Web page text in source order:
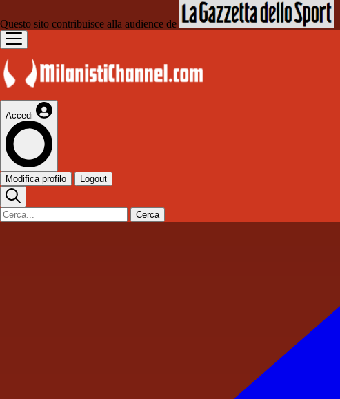
Questo sito contribuisce alla audience de
Accedi
Modifica profilo Logout
Cerca